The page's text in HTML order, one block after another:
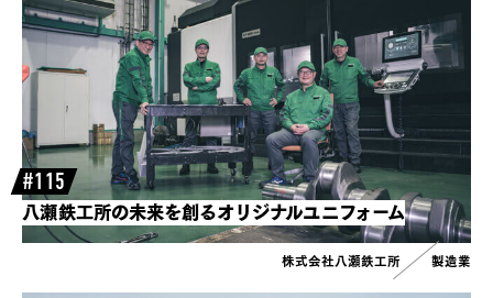
#115
八瀬鉄工所の未来を創るオリジナルユニフォーム
株式会社八瀬鉄工所 製造業